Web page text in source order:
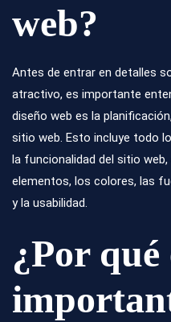
web?
Antes de entrar en detalles
atractivo, es importante
diseño web es la
sitio web. Esto incluye todo
la funcionalidad del sitio
elementos, los colores, las
y la usabilidad.
¿Por qué